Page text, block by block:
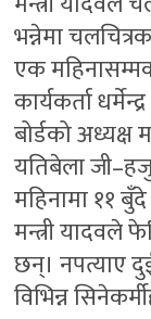
भन्नेमा
एक
कार्यकर्ता
बोर्डको अध्यक्ष
यतिबेला
महिनामा ११
मन्त्री यादवले
छन्। नपत्याए
विभिन्न